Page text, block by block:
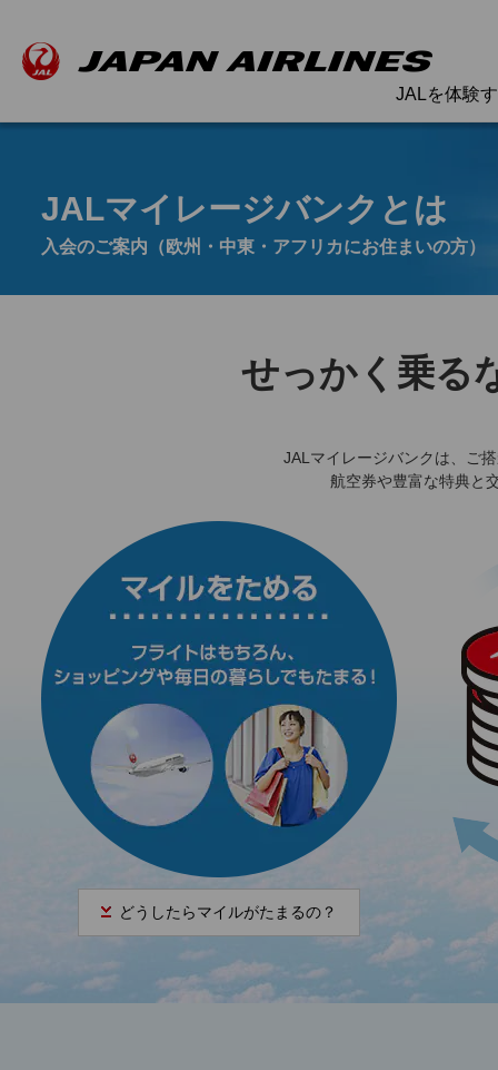
JALを体験
JALマイレージバンクとは
入会のご案内（欧州・中東・アフリカにお住まいの方）
せっかく乗る
JALマイレージバンクは、ご
航空券や豊富な特典と
どうしたらマイルがたまるの？